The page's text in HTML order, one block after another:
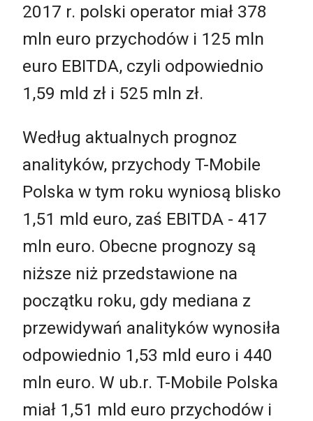
2017 r. polski operator miał 378
mln euro przychodów i 125 mln
euro EBITDA, czyli odpowiednio
1,59 mld zł i 525 mln zł.
Według aktualnych prognoz
analityków, przychody T-Mobile
Polska w tym roku wyniosą blisko
1,51 mld euro, zaś EBITDA - 417
mln euro. Obecne prognozy są
niższe niż przedstawione na
początku roku, gdy mediana z
przewidywań analityków wynosiła
odpowiednio 1,53 mld euro i 440
mln euro. W ub.r. T-Mobile Polska
miał 1,51 mld euro przychodów i